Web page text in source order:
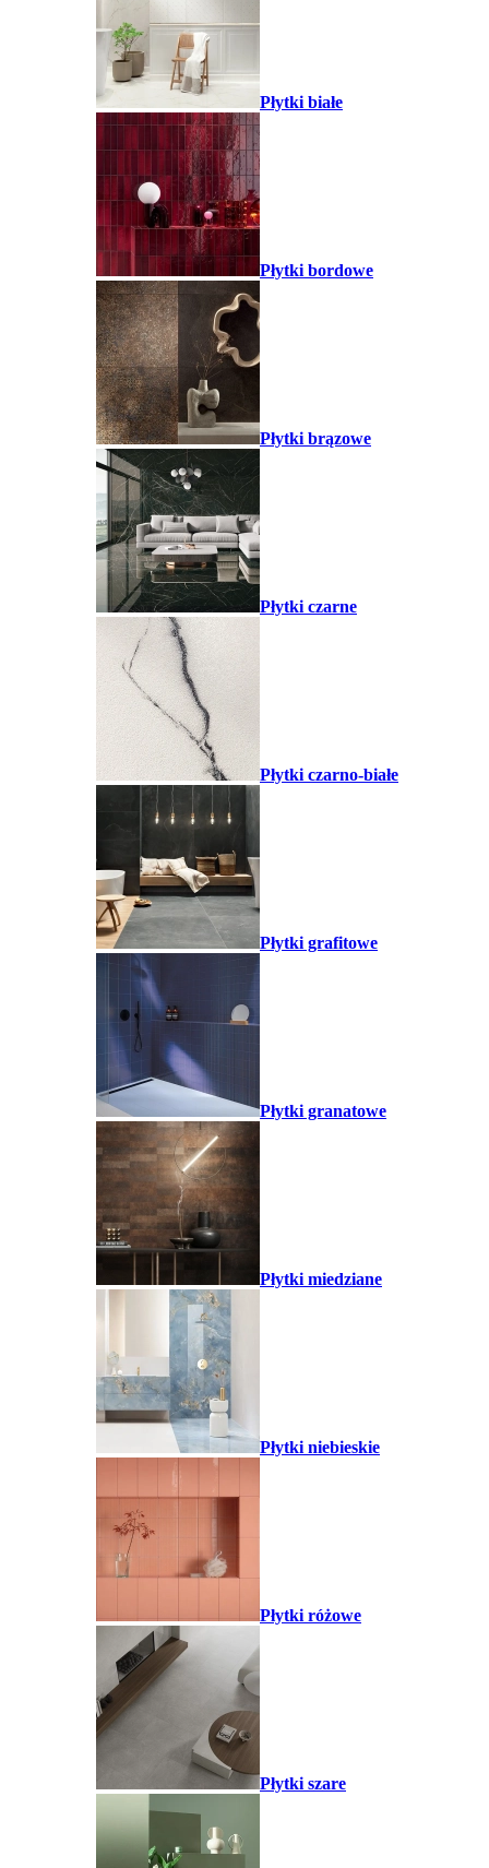
Płytki białe
Płytki bordowe
Płytki brązowe
Płytki czarne
Płytki czarno-białe
Płytki grafitowe
Płytki granatowe
Płytki miedziane
Płytki niebieskie
Płytki różowe
Płytki szare